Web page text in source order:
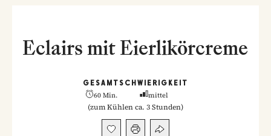
Eclairs mit Eierlikörcreme
GESAMT
60 Min.
SCHWIERIGKEIT
mittel
(zum Kühlen ca. 3 Stunden)